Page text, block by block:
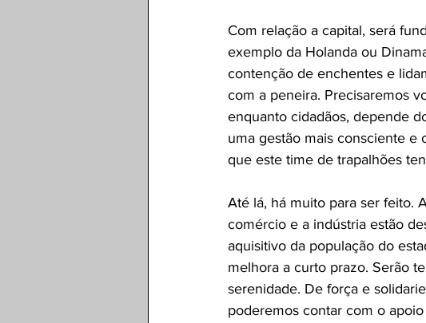
Com relação a capital, será
exemplo da Holanda ou
contenção de enchentes e
com a peneira. Precisaremos
enquanto cidadãos, depende
uma gestão mais consciente e
que este time de trapalhões
Até lá, há muito para ser feito.
comércio e a indústria estão
aquisitivo da população do
melhora a curto prazo. Serão
serenidade. De força e
poderemos contar com o